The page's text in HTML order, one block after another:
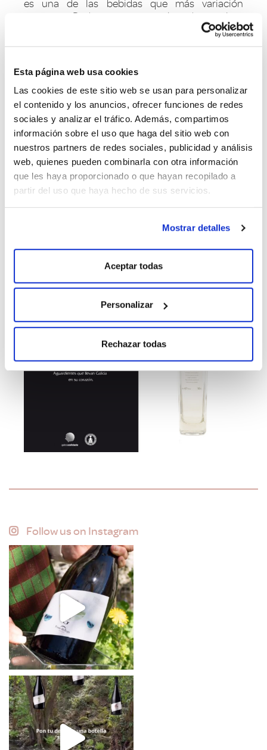
Esta página web usa cookies
Las cookies de este sitio web se usan para personalizar
el contenido y los anuncios, ofrecer funciones de redes
sociales y analizar el tráfico. Además, compartimos
información sobre el uso que haga del sitio web con
nuestros partners de redes sociales, publicidad y análisis
web, quienes pueden combinarla con otra información
que les haya proporcionado o que hayan recopilado a
partir del uso que haya hecho de sus servicios.
Mostrar detalles
Aceptar todas
Personalizar
Rechazar todas
es una de las bebidas que más variación
presenta. Podemos encontrarlos de treinta
grados, aunque algunos alcanzan el doble.
Para saber si un orujo es de calidad se
recomienda agitar la botella. Tras dejar que
repose deben emerger pequeñas burbujas en la
zona superior de la botella y deben desaparecer
al poco tiempo.
Se pueden diferenciar los tipos de orujo según su
edad o los aromas que destilan. Los hay jóvenes,
añejados, aromáticos o aromatizados. Nuestro
favorito, Quenza Blanco, un licor elaborado al
Follow us on Instagram